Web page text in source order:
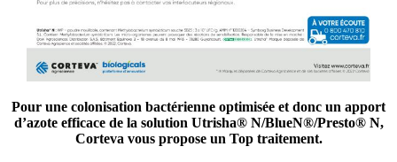
Pour une colonisation bactérienne optimisée et donc un apport
d’azote efficace de la solution Utrisha® N/BlueN®/Presto® N,
Corteva vous propose un Top traitement.